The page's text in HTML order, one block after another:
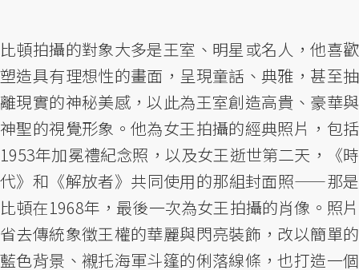
比頓拍攝的對象大多是王室、明星或名人，他喜歡
塑造具有理想性的畫面，呈現童話、典雅，甚至抽
離現實的神秘美感，以此為王室創造高貴、豪華與
神聖的視覺形象。他為女王拍攝的經典照片，包括
1953年加冕禮紀念照，以及女王逝世第二天，《時
代》和《解放者》共同使用的那組封面照——那是
比頓在1968年，最後一次為女王拍攝的肖像。照片
省去傳統象徵王權的華麗與閃亮裝飾，改以簡單的
藍色背景、襯托海軍斗篷的俐落線條，也打造一個